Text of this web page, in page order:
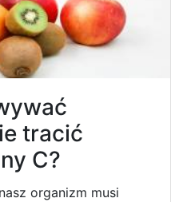
tracić
C?
organizm musi